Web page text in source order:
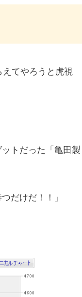
てやろうと虎視
トだった「亀田製
だけだ！！」